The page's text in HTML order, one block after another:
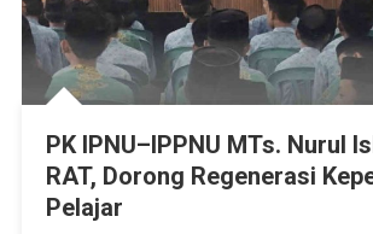
PK IPNU–IPPNU MTs. Nurul
RAT, Dorong Regenerasi
Pelajar